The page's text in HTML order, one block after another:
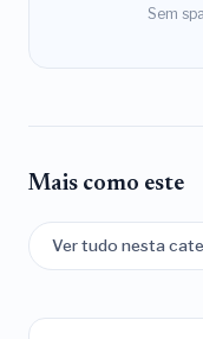
Sem
Mais como este
Ver tudo nesta